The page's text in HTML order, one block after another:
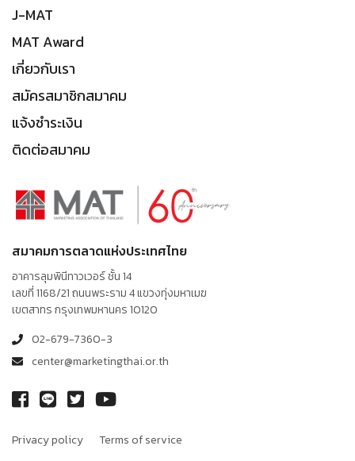
J-MAT
MAT Award
เกี่ยวกับเรา
สมัครสมาชิกสมาคม
แจ้งชำระเงิน
ติดต่อสมาคม
สมาคมการตลาดแห่งประเทศไทย
อาคารลุมพินีทาวเวอร์ ชั้น 14
เลขที่ 1168/21 ถนนพระราม 4 แขวงทุ่งมหาเมฆ
เขตสาทร กรุงเทพมหานคร 10120
02-679-7360-3
center@marketingthai.or.th
Privacy policy Terms of service